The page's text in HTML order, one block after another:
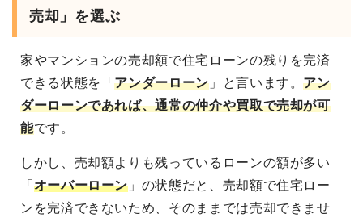
売却」を選ぶ
家やマンションの売却額で住宅ローンの残りを完済
できる状態を「アンダーローン」と言います。アン
ダーローンであれば、通常の仲介や買取で売却が可
能です。
しかし、売却額よりも残っているローンの額が多い
「 オーバーローン 」の状態だと、売却額で住宅ロー
ンを完済できないため、そのままでは売却できませ